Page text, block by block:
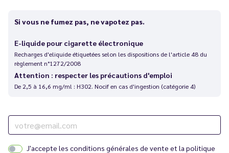
Si vous ne fumez pas, ne vapotez pas.
E-liquide pour cigarette électronique
Recharges d'eliquide étiquetées selon les dispositions de l'article 48 du
règlement n°1272/2008
Attention : respecter les précautions d'emploi
De 2,5 à 16,6 mg/ml : H302. Nocif en cas d'ingestion (catégorie 4)
J'accepte les conditions générales de vente et la politique